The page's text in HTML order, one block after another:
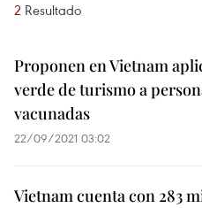
2 Resultado
Proponen en Vietnam
verde de turismo a
vacunadas
22/09/2021 03:02
Vietnam cuenta con 283